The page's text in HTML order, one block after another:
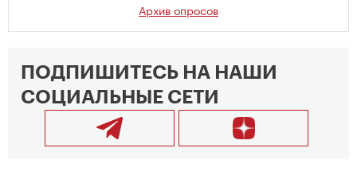
Архив опросов
ПОДПИШИТЕСЬ НА НАШИ
СОЦИАЛЬНЫЕ СЕТИ